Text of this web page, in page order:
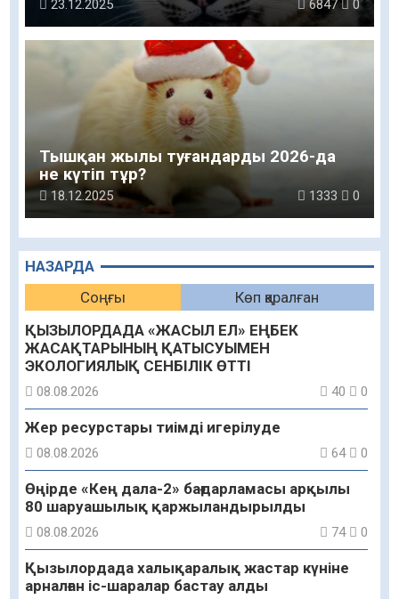
НАЗАРДА
Соңғы
Көп қаралған
ҚЫЗЫЛОРДАДА «ЖАСЫЛ ЕЛ» ЕҢБЕК
ЖАСАҚТАРЫНЫҢ ҚАТЫСУЫМЕН
ЭКОЛОГИЯЛЫҚ СЕНБІЛІК ӨТТІ
08.08.2026 40 0
Жер ресурстары тиімді игерілуде
08.08.2026 64 0
Өңірде «Кең дала-2» бағдарламасы арқылы
80 шаруашылық қаржыландырылды
08.08.2026 74 0
Қызылордада халықаралық жастар күніне
арналған іс-шаралар бастау алды
23.12.2025 6847 0
Тышқан жылы туғандарды 2026-да
не күтіп тұр?
18.12.2025 1333 0